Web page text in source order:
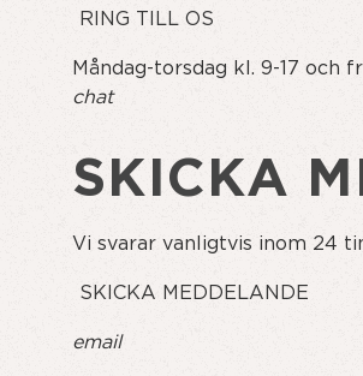
RING TILL OS
Måndag-torsdag kl. 9-17 och
chat
SKICKA
Vi svarar vanligtvis inom 24
SKICKA MEDDELANDE
email